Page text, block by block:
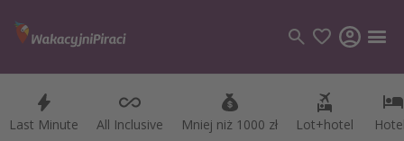
Last Minute All Inclusive Mniej niż 1000 zł Lot+hotel
Last Minute All Inclusive Mniej niż 1000 zł Lot+hotel
Kategorie